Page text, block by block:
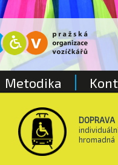
DOPRAVA
hromadná
Metodika